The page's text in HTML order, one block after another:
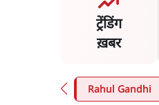
ट्रेंडिंग
ख़बर
करे सरकार': राज्यसभा
Rahul Gandhi